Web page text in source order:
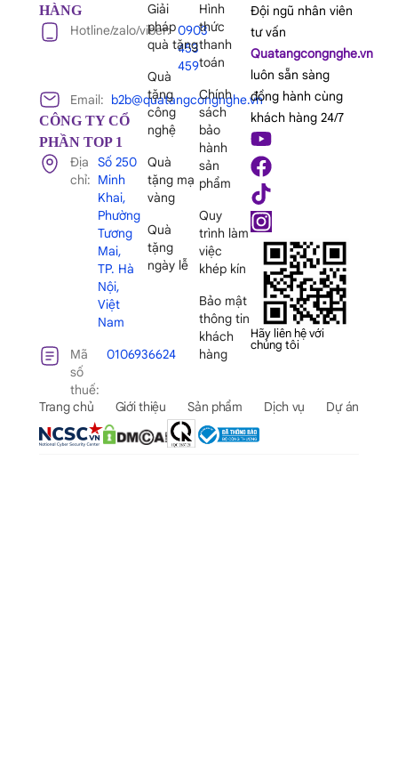
HÀNG
Hotline/zalo/viber: 0903
453
459
Email: b2b@quatangcongnghe.vn
CÔNG TY CỔ
PHẦN TOP 1
Địa
chỉ:
Số 250
Minh
Khai,
Phường
Tương
Mai,
TP. Hà
Nội,
Việt
Nam
Mã
số
thuế:
0106936624
Giải
pháp
quà tặng
Quà
tặng
công
nghệ
Quà
tặng mạ
vàng
Quà
tặng
ngày lễ
Hình
thức
thanh
toán
Chính
sách
bảo
hành
sản
phẩm
Quy
trình làm
việc
khép kín
Bảo mật
thông tin
khách
hàng
Đội ngũ nhân viên
tư vấn
Quatangcongnghe.vn
luôn sẵn sàng
đồng hành cùng
khách hàng 24/7
Hãy liên hệ với
chúng tôi
Trang chủ Giới thiệu Sản phẩm Dịch vụ Dự án